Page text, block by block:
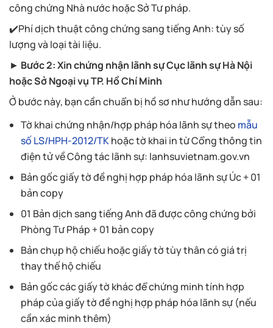
công chứng Nhà nước hoặc Sở Tư pháp.
✔️Phí dịch thuật công chứng sang tiếng Anh: tùy số
lượng và loại tài liệu.
► Bước 2: Xin chứng nhận lãnh sự Cục lãnh sự Hà Nội
hoặc Sở Ngoại vụ TP. Hồ Chí Minh
Ở bước này, bạn cần chuẩn bị hồ sơ như hướng dẫn sau:
Tờ khai chứng nhận/hợp pháp hóa lãnh sự theo mẫu
số LS/HPH-2012/TKhoặc tờ khai in từ Cổng thông tin
điện tử về Công tác lãnh sự: lanhsuvietnam.gov.vn
Bản gốc giấy tờ đề nghị hợp pháp hóa lãnh sự Úc + 01
bản copy
01 Bản dịch sang tiếng Anh đã được công chứng bởi
Phòng Tư Pháp + 01 bản copy
Bản chụp hộ chiếu hoặc giấy tờ tùy thân có giá trị
thay thế hộ chiếu
Bản gốc các giấy tờ khác để chứng minh tính hợp
pháp của giấy tờ đề nghị hợp pháp hóa lãnh sự (nếu
cần xác minh thêm)